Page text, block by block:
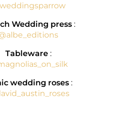
Wedding press:
Tableware:
wedding roses: